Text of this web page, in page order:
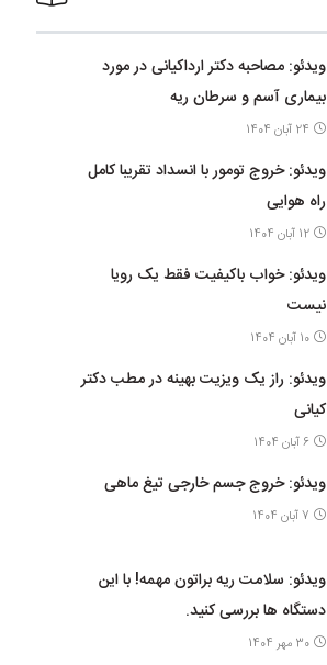
ویدئو: مصاحبه دکتر ارداکیانی در مورد
بیماری آسم و سرطان ریه
24 آبان 1404
ویدئو: خروج تومور با انسداد تقریبا کامل
راه هوایی
12 آبان 1404
ویدئو: خواب باکیفیت فقط یک رویا
نیست
10 آبان 1404
ویدئو: راز یک ویزیت بهینه در مطب دکتر
کیانی
6 آبان 1404
ویدئو: خروج جسم خارجی تیغ ماهی
7 آبان 1404
ویدئو: سلامت ریه براتون مهمه! با این
دستگاه ها بررسی کنید.
30 مهر 1404